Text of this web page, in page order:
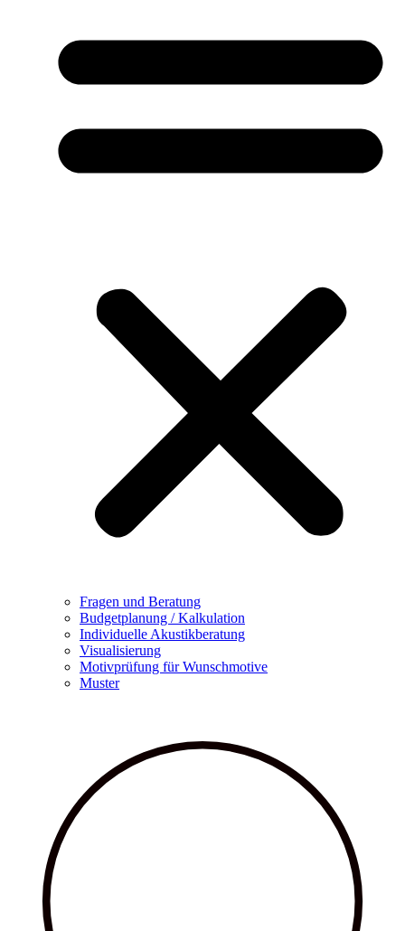
Fragen und Beratung
Budgetplanung / Kalkulation
Individuelle Akustikberatung
Visualisierung
Motivprüfung für Wunschmotive
Muster